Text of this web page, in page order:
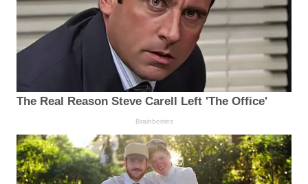
The Real Reason Steve Carell Left 'The Office'
Brainberries